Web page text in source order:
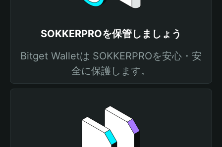
SOKKERPROを保管しましょう
Bitget Walletは SOKKERPROを安心・安
全に保護します。